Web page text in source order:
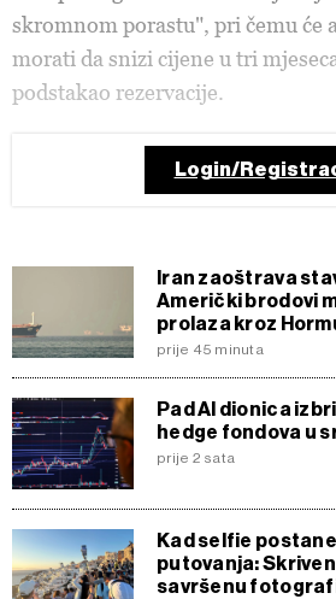
skromnom porastu", pri čemu će
morati da snizi cijene u tri
podstakao rezervacije.
Login/
Iran zaoštrava
Američki brodovi
prolaza kroz
prije 45 minuta
Pad AI dionica
hedge fondova u
prije 2 sata
Kad selfie
putovanja:
savršenu